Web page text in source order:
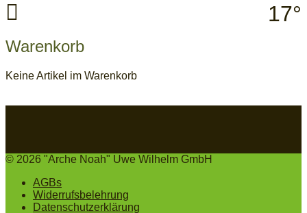
17°
Warenkorb
Keine Artikel im Warenkorb
© 2026 "Arche Noah" Uwe Wilhelm GmbH
AGBs
Widerrufsbelehrung
Datenschutzerklärung